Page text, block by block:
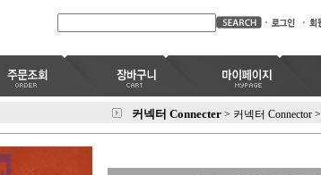
커넥터 Connecter > 커넥터 Connector >